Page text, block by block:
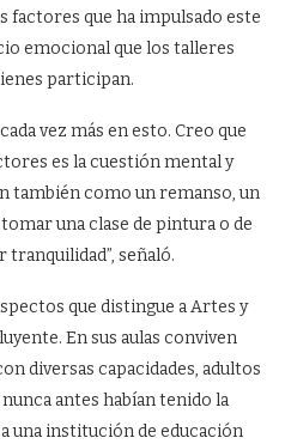
factores que ha impulsado este
emocional que los talleres
participan.
vez más en esto. Creo que
es la cuestión mental y
también como un remanso, un
una clase de pintura o de
señaló.
que distingue a Artes y
En sus aulas conviven
diversas capacidades, adultos
antes habían tenido la
una institución de educación